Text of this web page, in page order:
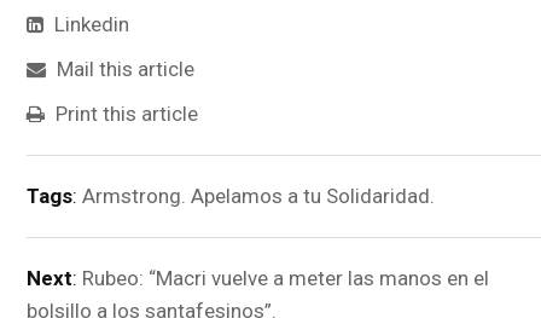
Linkedin
Mail this article
Print this article
Tags: Armstrong. Apelamos a tu Solidaridad.
Next: Rubeo: “Macri vuelve a meter las manos en el
bolsillo a los santafesinos”.